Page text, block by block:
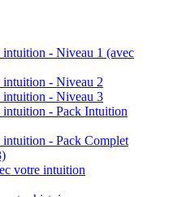
- Niveau 1 (avec
intuition - Niveau 2
intuition - Niveau 3
intuition - Pack Intuition
- Pack Complet
votre intuition